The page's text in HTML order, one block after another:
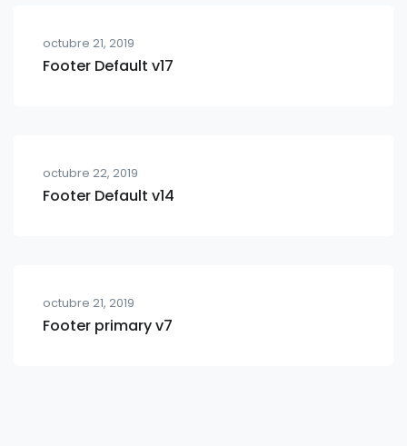
octubre 21, 2019
Footer Default v17
octubre 22, 2019
Footer Default v14
octubre 21, 2019
Footer primary v7